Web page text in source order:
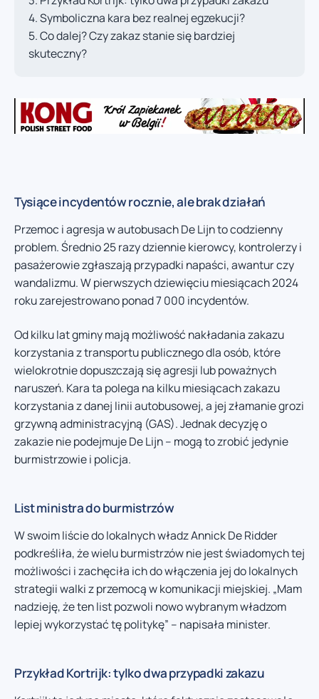
Symboliczna kara bez realnej egzekucji?
Co dalej? Czy zakaz stanie się bardziej
skuteczny?
Tysiące incydentów rocznie, ale brak działań
Przemoc i agresja w autobusach De Lijn to codzienny
problem. Średnio 25 razy dziennie kierowcy, kontrolerzy i
pasażerowie zgłaszają przypadki napaści, awantur czy
wandalizmu. W pierwszych dziewięciu miesiącach 2024
roku zarejestrowano ponad 7 000 incydentów.
Od kilku lat gminy mają możliwość nakładania zakazu
korzystania z transportu publicznego dla osób, które
wielokrotnie dopuszczają się agresji lub poważnych
naruszeń. Kara ta polega na kilku miesiącach zakazu
korzystania z danej linii autobusowej, a jej złamanie grozi
grzywną administracyjną (GAS). Jednak decyzję o
zakazie nie podejmuje De Lijn – mogą to zrobić jedynie
burmistrzowie i policja.
List ministra do burmistrzów
W swoim liście do lokalnych władz Annick De Ridder
podkreśliła, że wielu burmistrzów nie jest świadomych tej
możliwości i zachęciła ich do włączenia jej do lokalnych
strategii walki z przemocą w komunikacji miejskiej. „Mam
nadzieję, że ten list pozwoli nowo wybranym władzom
lepiej wykorzystać tę politykę” – napisała minister.
Przykład Kortrijk: tylko dwa przypadki zakazu